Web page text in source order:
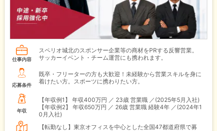
仕事内容
スペリオ城北のスポンサー企業等の商材をPRする反響営業。
サッカーイベント・チーム運営にも携われます。
応募条件
既卒・フリーターの方も大歓迎！未経験から営業スキルを身に
着けたい方。スポーツに携わりたい方。
年収
【年収例1】
年収400万円 ／ 23歳 営業職 ／(2025年5月入社)
【年収例2】
年収650万円 ／ 26歳 営業職 経験4年 ／(2024年1
0月入社)
【転勤なし】東京オフィスを中心とした全国47都道府県で募